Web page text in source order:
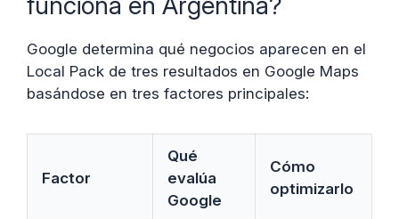
Google determina qué negocios aparecen en el
Local Pack de tres resultados en Google Maps
basándose en tres factores principales:
Factor
Qué
evalúa
Google
Cómo
optimizarlo